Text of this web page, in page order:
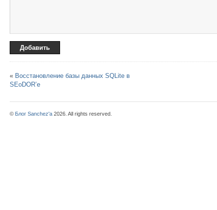
« Восстановление базы данных SQLite в
SEoDOR’e
© Блог Sanchez'a 2026. All rights reserved.